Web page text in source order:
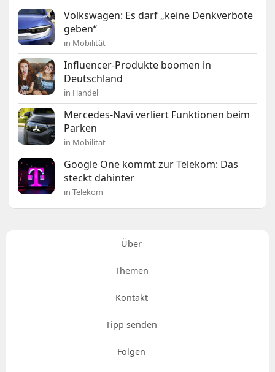
Volkswagen: Es darf „keine Denkverbote
geben“
in Mobilität
Influencer-Produkte boomen in
Deutschland
in Handel
Mercedes-Navi verliert Funktionen beim
Parken
in Mobilität
Google One kommt zur Telekom: Das
steckt dahinter
in Telekom
Über
Themen
Kontakt
Tipp senden
Folgen